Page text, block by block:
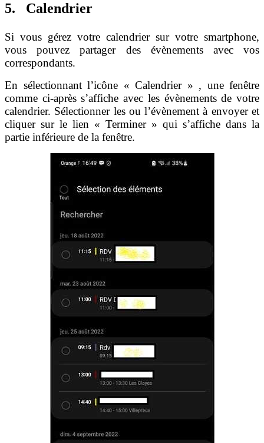
5. Calendrier
Si vous gérez votre calendrier sur votre smartphone,
vous pouvez partager des évènements avec vos
correspondants.
En sélectionnant l’icône « Calendrier » , une fenêtre
comme ci-après s’affiche avec les évènements de votre
calendrier. Sélectionner les ou l’évènement à envoyer et
cliquer sur le lien « Terminer » qui s’affiche dans la
partie inférieure de la fenêtre.